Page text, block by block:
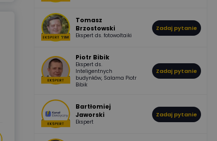
boss 532 714
DawidZak 796
Odpowiedzi
244
Ocen
Tomasz
Brzostowski
Ekspert ds. fotowoltaiki
Zadaj pytanie
Piotr Bibik
Ekspert ds.
Inteligentnych
budynków, Salama Piotr
Bibik
Zadaj pytanie
Bartłomiej
Jaworski
Ekspert
Zadaj pytanie